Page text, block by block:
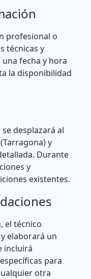
profesional o
técnicas y
fecha y hora
la disponibilidad
desplazará al
y
Durante
y
existentes.
el técnico
elaborará un
incluirá
para
otra